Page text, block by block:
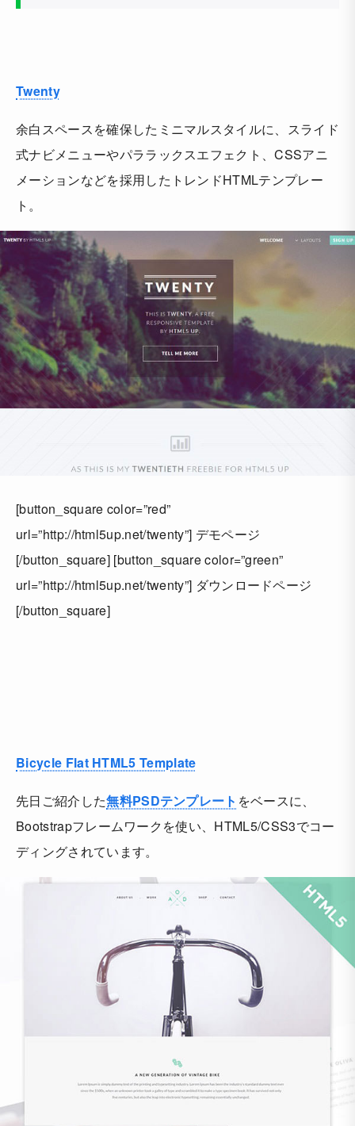
Twenty
余白スペースを確保したミニマルスタイルに、スライド
式ナビメニューやパララックスエフェクト、CSSアニ
メーションなどを採用したトレンドHTMLテンプレー
ト。
[button_square color=”red”
url=”http://html5up.net/twenty”] デモページ
[/button_square] [button_square color=”green”
url=”http://html5up.net/twenty”] ダウンロードページ
[/button_square]
Bicycle Flat HTML5 Template
先日ご紹介した無料PSDテンプレート をベースに、
Bootstrapフレームワークを使い、HTML5/CSS3でコー
ディングされています。